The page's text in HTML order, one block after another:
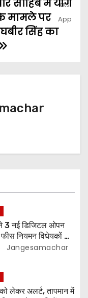
साहिब में योग
मामले पर
सिंह का
3 नई डिजिटल ओपन
नियमन विधेयकों को
Jangesamachar
लेकर अलर्ट, तापमान में